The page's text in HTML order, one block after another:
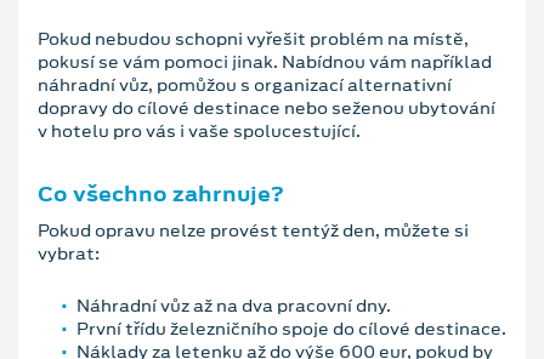
Pokud nebudou schopni vyřešit problém na místě,
pokusí se vám pomoci jinak. Nabídnou vám například
náhradní vůz, pomůžou s organizací alternativní
dopravy do cílové destinace nebo seženou ubytování
v hotelu pro vás i vaše spolucestující.
Co všechno zahrnuje?
Pokud opravu nelze provést tentýž den, můžete si
vybrat:
Náhradní vůz až na dva pracovní dny.
První třídu železničního spoje do cílové destinace.
Náklady za letenku až do výše 600 eur, pokud by